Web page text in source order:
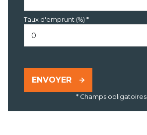
Taux d'emprunt (%) *
ENVOYER
* Champs obligatoires